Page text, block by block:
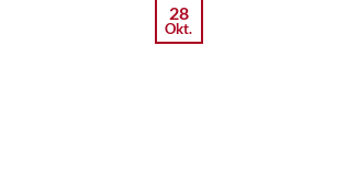
28
Okt.